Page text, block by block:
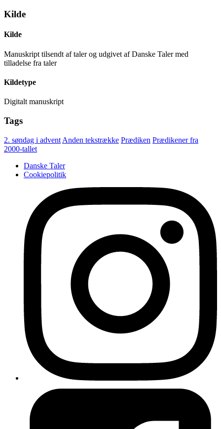
Kilde
Kilde
Manuskript tilsendt af taler og udgivet af Danske Taler med
tilladelse fra taler
Kildetype
Digitalt manuskript
Tags
2. søndag i advent Anden tekstrække Prædiken Prædikener fra
2000-tallet
Danske Taler
Cookiepolitik